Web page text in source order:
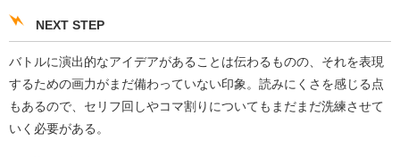
NEXT STEP
バトルに演出的なアイデアがあることは伝わるものの、それを表現
するための画力がまだ備わっていない印象。読みにくさを感じる点
もあるので、セリフ回しやコマ割りについてもまだまだ洗練させて
いく必要がある。